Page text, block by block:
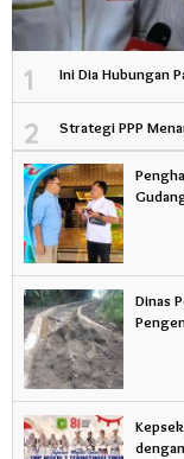
1 Ini Dia Hubungan
2 Strategi PPP
Dinas